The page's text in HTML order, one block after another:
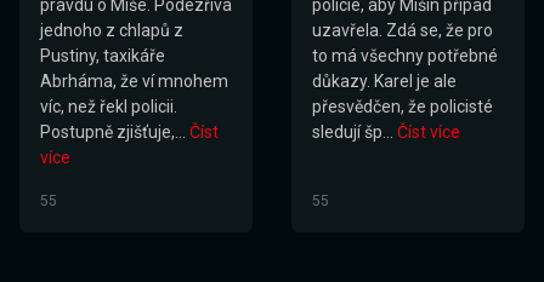
pravdu o Míše. Podezřívá
jednoho z chlapů z
Pustiny, taxikáře
Abrháma, že ví mnohem
víc, než řekl policii.
Postupně zjišťuje,... Číst
více
55
policie, aby Míšin případ
uzavřela. Zdá se, že pro
to má všechny potřebné
důkazy. Karel je ale
přesvědčen, že policisté
sledují šp... Číst více
55